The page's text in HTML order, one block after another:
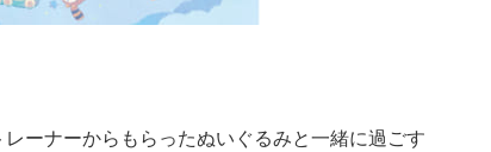
ーナーからもらったぬいぐるみと一緒に過ごす